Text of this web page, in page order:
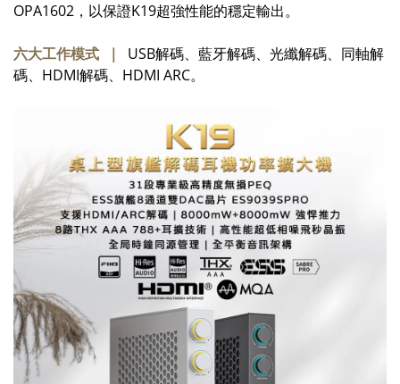
OPA1602，以保證K19超強性能的穩定輸出。
六大工作模式 ｜ USB解碼、藍牙解碼、光纖解碼、同軸解
碼、HDMI解碼、HDMI ARC。